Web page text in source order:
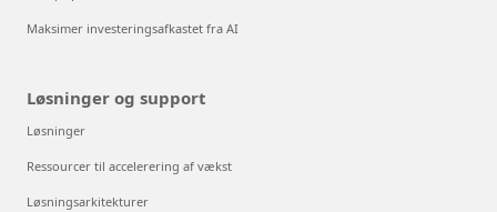
Maksimer investeringsafkastet fra AI
Løsninger og support
Løsninger
Ressourcer til accelerering af vækst
Løsningsarkitekturer